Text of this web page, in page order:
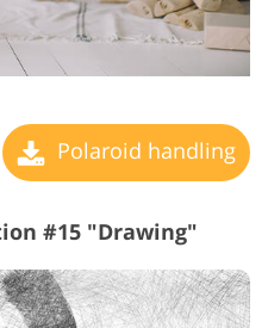
Polaroid handling
#15 "Drawing"